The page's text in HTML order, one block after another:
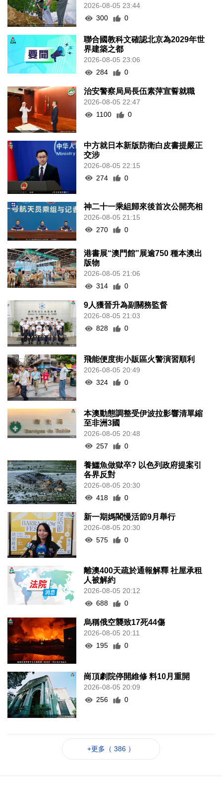
2026-08-05 23:44
300
0
聯合國教科文確認北京為2029年世
界建築之都
2026-08-05 23:06
284
0
治安警察局局長伍素萍宣誓就職
2026-08-05 22:47
1100
0
中方就日本新版防衛白皮書提嚴正
交涉
2026-08-05 22:15
274
0
神二十一乘組歸來後首次公開亮相
2026-08-05 21:15
270
0
港書展“澳門館”展逾750 種本澳出
版物
2026-08-05 21:06
314
0
9人獲晉升為副關務監督
2026-08-05 21:03
828
0
飛能便度街小販區火警演習順利
2026-08-05 20:49
324
0
本澳動態調整受伊波拉影響清單縮
至非洲3國
2026-08-05 20:48
257
0
養鱷魚做獄卒? 以色列政府提案引
各界反對
2026-08-05 20:30
418
0
新一期媽閣慢活節9月舉行
2026-08-05 20:30
575
0
離澳400天疏於通報解釋 社屋承租
人被解約
2026-08-05 20:12
688
0
烏稱俄空襲致17死44傷
2026-08-05 20:11
195
0
崗頂劇院停開維修 料10月重開
2026-08-05 20:09
256
0
+更多（ 386 ）